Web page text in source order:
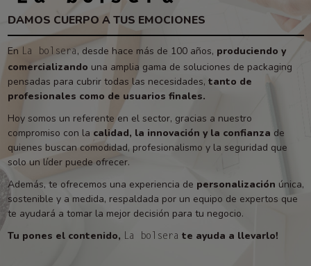
DAMOS CUERPO A TUS EMOCIONES
En La bolsera , desde hace más de 100 años, produciendo y
comercializando una amplia gama de soluciones de packaging
pensadas para cubrir todas las necesidades, tanto de
profesionales como de usuarios finales.
Hoy somos un referente en el sector, gracias a nuestro
compromiso con la calidad, la innovación y la confianza de
quienes buscan comodidad, profesionalismo y la seguridad que
solo un líder puede ofrecer.
Además, te ofrecemos una experiencia de personalización única,
sostenible y a medida, respaldada por un equipo de expertos que
te ayudará a tomar la mejor decisión para tu negocio.
Tu pones el contenido, La bolsera te ayuda a llevarlo!